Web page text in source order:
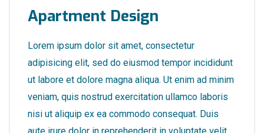
Apartment Design
Lorem ipsum dolor sit amet, consectetur
adipisicing elit, sed do eiusmod tempor incididunt
ut labore et dolore magna aliqua. Ut enim ad minim
veniam, quis nostrud exercitation ullamco laboris
nisi ut aliquip ex ea commodo consequat. Duis